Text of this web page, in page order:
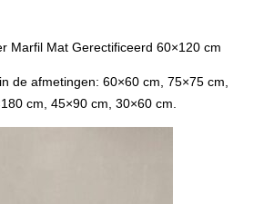
Marfil Mat Gerectificeerd 60×120 cm
de afmetingen: 60×60 cm, 75×75 cm,
cm, 45×90 cm, 30×60 cm.